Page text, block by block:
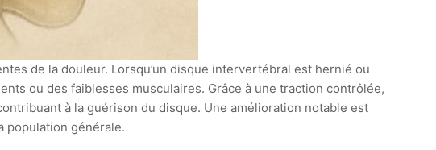
de la douleur. Lorsqu’un disque intervertébral est hernié ou
ou des faiblesses musculaires. Grâce à une traction contrôlée,
à la guérison du disque. Une amélioration notable est
population générale.